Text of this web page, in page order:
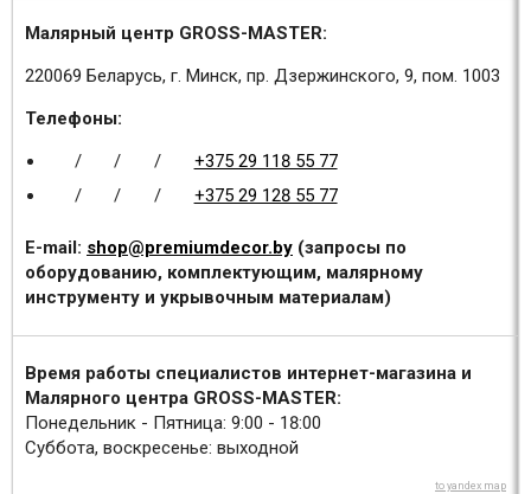
Малярный центр GROSS-MASTER:
220069 Беларусь, г. Минск, пр. Дзержинского, 9, пом. 1003
Телефоны:
/
/ /
+375 29 118 55 77
/
/ / +375 29 128 55 77
E-mail: shop@premiumdecor.by (запросы по
оборудованию, комплектующим, малярному
инструменту и укрывочным материалам)
Время работы специалистов интернет-магазина и
Малярного центра GROSS-MASTER:
Понедельник - Пятница: 9:00 - 18:00
Суббота, воскресенье: выходной
to yandex map